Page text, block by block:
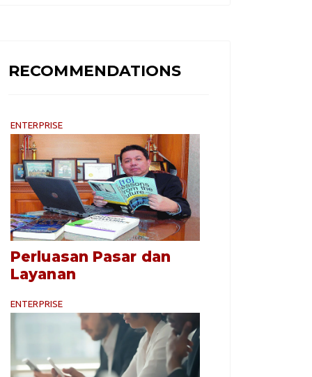
RECOMMENDATIONS
ENTERPRISE
Perluasan Pasar dan
Layanan
ENTERPRISE